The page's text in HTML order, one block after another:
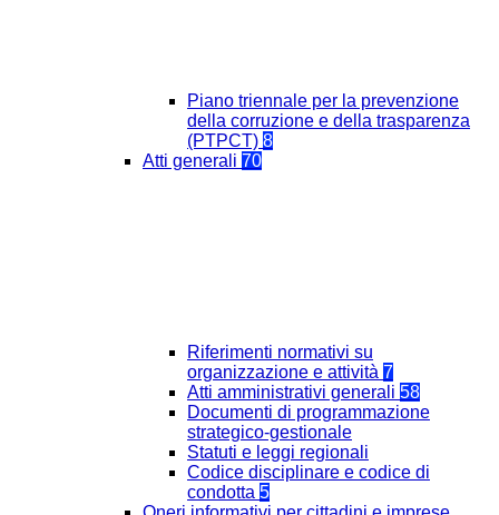
Piano triennale per la prevenzione
della corruzione e della trasparenza
(PTPCT) 8
Atti generali 70
Riferimenti normativi su
organizzazione e attività 7
Atti amministrativi generali 58
Documenti di programmazione
strategico-gestionale
Statuti e leggi regionali
Codice disciplinare e codice di
condotta 5